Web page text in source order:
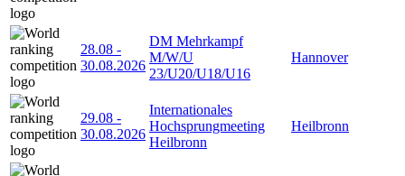
28.08 -
30.08.2026
DM Mehrkampf
M/W/U
23/U20/U18/U16
Hannover
29.08 -
30.08.2026
Internationales
Hochsprungmeeting
Heilbronn
Heilbronn